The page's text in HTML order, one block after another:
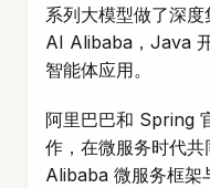
系列大模型做了深
AI Alibaba，Java
智能体应用。
阿里巴巴和 Spring
作，在微服务时代
Alibaba 微服务框架